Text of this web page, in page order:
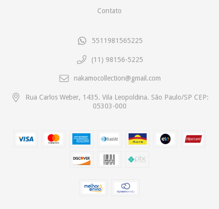
Contato
5511981565225
(11) 98156-5225
nakamocollection@gmail.com
Rua Carlos Weber, 1435. Vila Leopoldina. São Paulo/SP CEP:
05303-000